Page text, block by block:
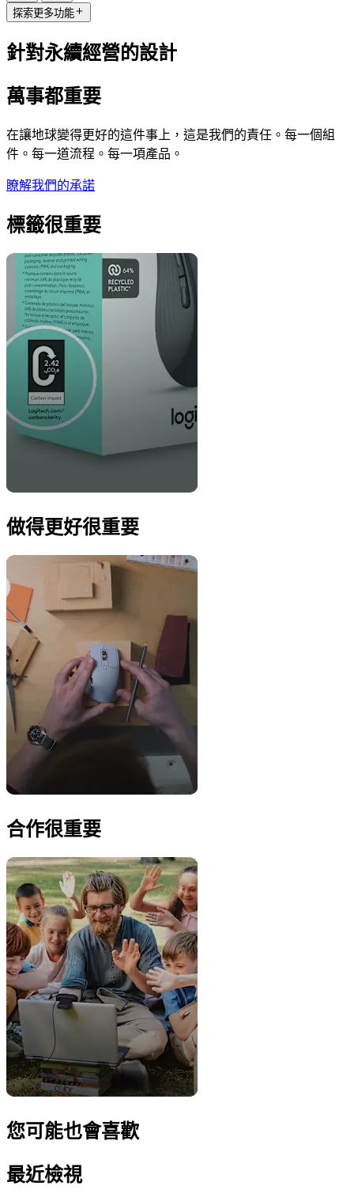
探索更多功能
針對永續經營的設計
萬事都重要
在讓地球變得更好的這件事上，這是我們的責任。每一個組
件。每一道流程。每一項產品。
瞭解我們的承諾
標籤很重要
做得更好很重要
合作很重要
您可能也會喜歡
最近檢視